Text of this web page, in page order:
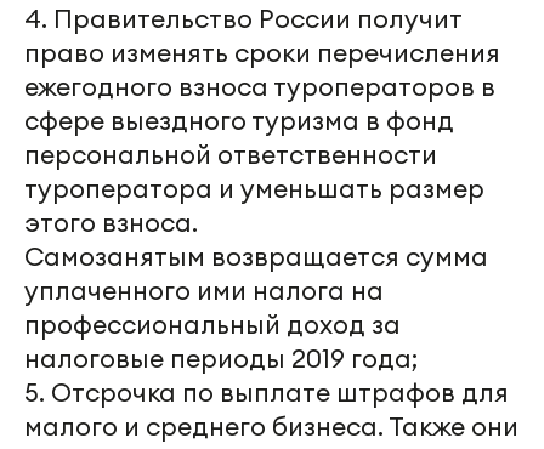
4. Правительство России получит
право изменять сроки перечисления
ежегодного взноса туроператоров в
сфере выездного туризма в фонд
персональной ответственности
туроператора и уменьшать размер
этого взноса.
Самозанятым возвращается сумма
уплаченного ими налога на
профессиональный доход за
налоговые периоды 2019 года;
5. Отсрочка по выплате штрафов для
малого и среднего бизнеса. Также они